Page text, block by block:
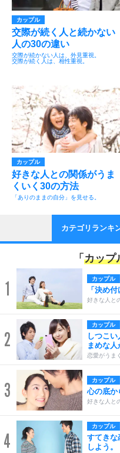
カップル
交際が続く人と続かない
人の30の違い
交際が続かない人は、外見重視。
交際が続く人は、相性重視。
カップル
好きな人との関係がうま
くいく30の方法
「ありのままの自分」を見せる。
カテゴリランキ
「 カップ
1 カップル
「決め
好きな人と
2
カップル
しつこい
まめな人
恋愛がうま
3 カップル
心の底か
好きな人と
4
カップル
すてきな
しよう。